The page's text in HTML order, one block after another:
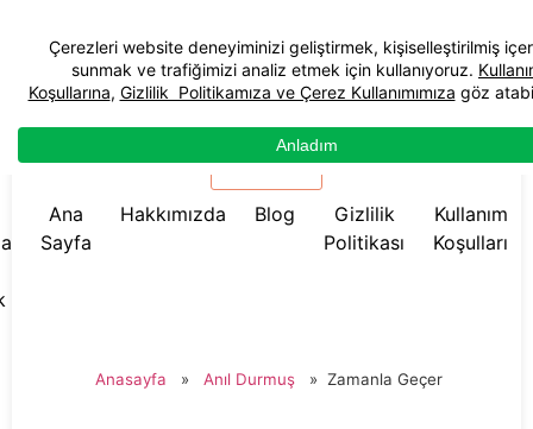
☰ Menü
Ana
Sayfa
Hakkımızda Blog
Gizlilik
Politikası
Kullanım
Koşulları
Anasayfa » Anıl Durmuş » Zamanla Geçer